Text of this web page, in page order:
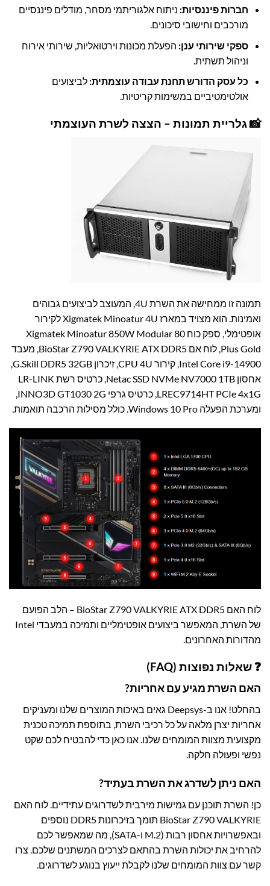
חברות פיננסיות: ניתוח אלגוריתמי מסחר, מודלים פיננסיים
מורכבים וחישובי סיכונים.
ספקי שירותי ענן: הפעלת מכונות וירטואליות, שירותי אירוח
וניהול תשתית.
כל עסק הדורש תחנת עבודה עוצמתית: לביצועים
אולטימטיביים במשימות קריטיות.
📸 גלריית תמונות – הצצה לשרת העוצמתי
תמונה זו ממחישה את השרת 4U, המעוצב לביצועים גבוהים
ואמינות. הוא מצויד במארז Xigmatek Minoatur 4U לקירור
אופטימלי, ספק כוח Xigmatek Minoatur 850W Modular 80
Plus Gold, לוח אם BioStar Z790 VALKYRIE ATX DDR5, מעבד
אחסון Netac SSD NVMe NV7000 1TB, כרטיס רשת LR-LINK
ומערכת הפעלה Windows 10 Pro. כולל מסילות הרכבה תואמות.
לוח האם BioStar Z790 VALKYRIE ATX DDR5 – הלב הפועם
של השרת, המאפשר ביצועים אופטימליים ותמיכה במעבדי Intel
מהדורות האחרונים.
❓ שאלות נפוצות (FAQ)
האם השרת מגיע עם אחריות?
בהחלט! אנו ב-Deepsys גאים באיכות המוצרים שלנו ומעניקים
אחריות יצרן מלאה על כל רכיבי השרת, בתוספת תמיכה טכנית
מקצועית מצוות המומחים שלנו. אנו כאן כדי להבטיח לכם שקט
נפשי ופעולה חלקה.
האם ניתן לשדרג את השרת בעתיד?
כן! השרת תוכנן עם גמישות מירבית לשדרוגים עתידיים. לוח האם
BioStar Z790 VALKYRIE תומך בזיכרונות DDR5 נוספים
ובאפשרויות אחסון רבות (M.2 ו-SATA), מה שמאפשר לכם
להרחיב את יכולות השרת בהתאם לצרכים המשתנים שלכם. צרו
קשר עם צוות המומחים שלנו לקבלת ייעוץ בנוגע לשדרוגים.